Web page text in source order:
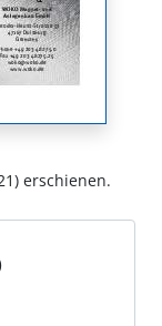
erschienen.